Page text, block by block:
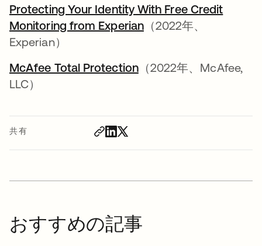
共有
Protecting Your Identity With Free Credit
Monitoring from Experian新しいタブで開く
（2022年、
Experian）
McAfee Total Protection新しいタブで開く
（2022年、McAfee,
LLC）
おすすめの記事